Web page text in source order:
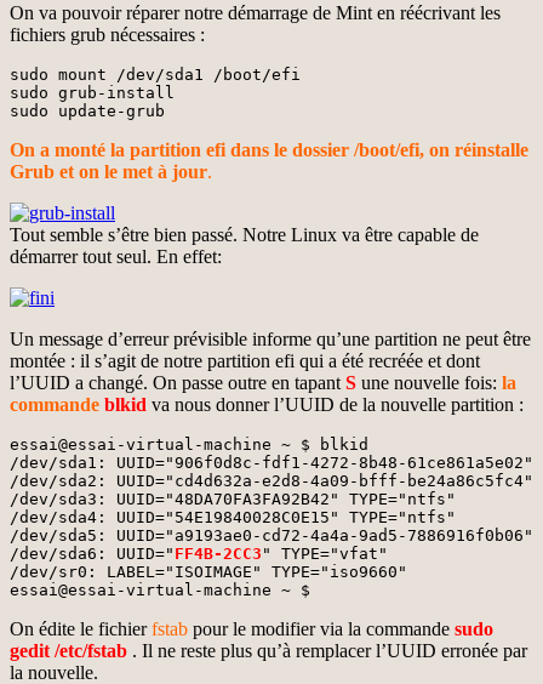
On va pouvoir réparer notre démarrage de Mint en réécrivant les
fichiers grub nécessaires :
sudo mount /dev/sda1 /boot/efi
sudo grub-install
sudo update-grub
On a monté la partition efi dans le dossier /boot/efi, on réinstalle
Grub et on le met à jour.
Tout semble s’être bien passé. Notre Linux va être capable de
démarrer tout seul. En effet:
Un message d’erreur prévisible informe qu’une partition ne peut être
montée : il s’agit de notre partition efi qui a été recréée et dont
l’UUID a changé. On passe outre en tapant S une nouvelle fois: la
commande blkid va nous donner l’UUID de la nouvelle partition :
essai@essai-virtual-machine ~ $ blkid
/dev/sda1: UUID="906f0d8c-fdf1-4272-8b48-
/dev/sda2: UUID="cd4d632a-e2d8-4a09-bfff-
/dev/sda3: UUID="48DA70FA3FA92B42" TYPE="ntfs"
/dev/sda4: UUID="54E19840028C0E15" TYPE="ntfs"
/dev/sda5: UUID="a9193ae0-cd72-4a4a-9ad5-
/dev/sda6: UUID=" FF4B-2CC3 " TYPE="vfat"
/dev/sr0: LABEL="ISOIMAGE" TYPE="iso9660"
essai@essai-virtual-machine ~ $
On édite le fichierfstab pour le modifier via la commande sudo
gedit /etc/fstab . Il ne reste plus qu’à remplacer l’UUID erronée par
la nouvelle.